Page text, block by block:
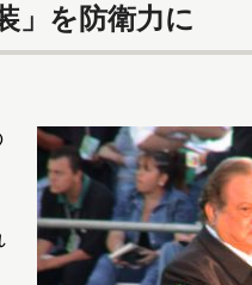
」を防衛力に